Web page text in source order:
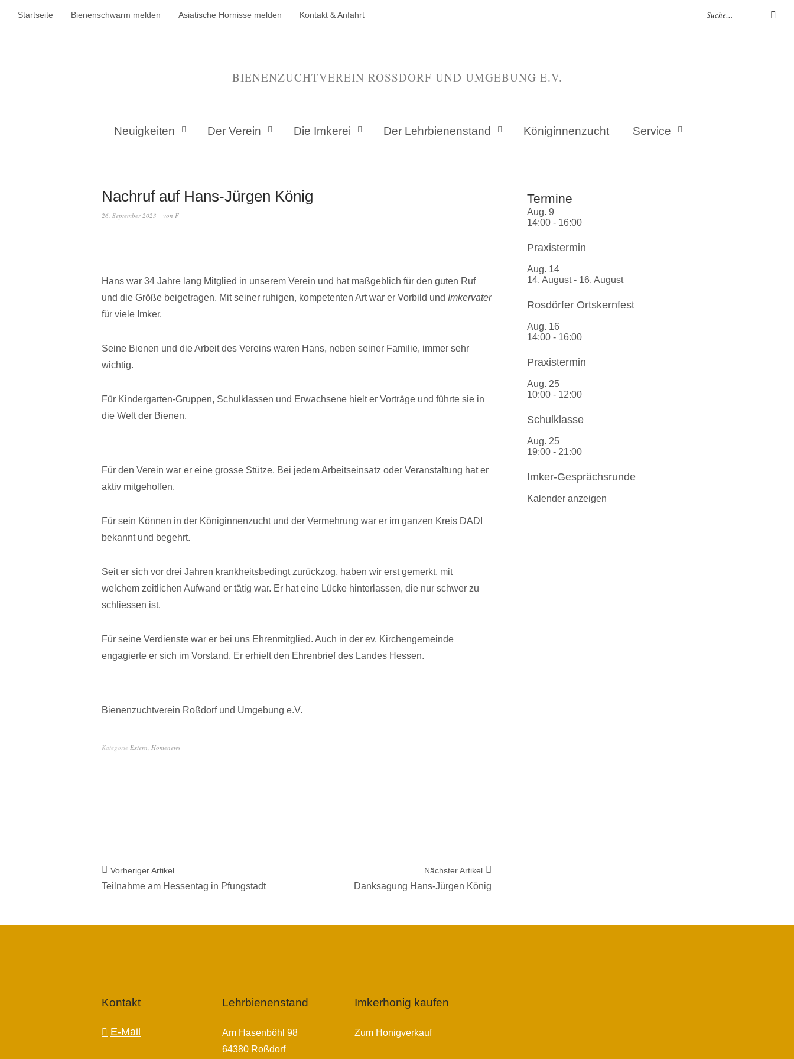
Startseite Bienenschwarm melden Asiatische Hornisse melden Kontakt & Anfahrt
BIENENZUCHTVEREIN ROSSDORF UND UMGEBUNG E.V.
Neuigkeiten Der Verein Die Imkerei Der Lehrbienenstand Königinnenzucht Service
Nachruf auf Hans-Jürgen König
26. September 2023 von F
Hans war 34 Jahre lang Mitglied in unserem Verein und hat maßgeblich für den guten Ruf
und die Größe beigetragen. Mit seiner ruhigen, kompetenten Art war er Vorbild und Imkervater
für viele Imker.
Seine Bienen und die Arbeit des Vereins waren Hans, neben seiner Familie, immer sehr
wichtig.
Für Kindergarten-Gruppen, Schulklassen und Erwachsene hielt er Vorträge und führte sie in
die Welt der Bienen.
Für den Verein war er eine grosse Stütze. Bei jedem Arbeitseinsatz oder Veranstaltung hat er
aktiv mitgeholfen.
Für sein Können in der Königinnenzucht und der Vermehrung war er im ganzen Kreis DADI
bekannt und begehrt.
Seit er sich vor drei Jahren krankheitsbedingt zurückzog, haben wir erst gemerkt, mit
welchem zeitlichen Aufwand er tätig war. Er hat eine Lücke hinterlassen, die nur schwer zu
schliessen ist.
Für seine Verdienste war er bei uns Ehrenmitglied. Auch in der ev. Kirchengemeinde
engagierte er sich im Vorstand. Er erhielt den Ehrenbrief des Landes Hessen.
Bienenzuchtverein Roßdorf und Umgebung e.V.
Kategorie Extern, Homenews
Vorheriger Artikel
Teilnahme am Hessentag in Pfungstadt
Nächster Artikel
Danksagung Hans-Jürgen König
Termine
Aug. 9
14:00 - 16:00
Praxistermin
Aug. 14
14. August- 16. August
Rosdörfer Ortskernfest
Aug. 16
14:00 - 16:00
Praxistermin
Aug. 25
10:00 - 12:00
Schulklasse
Aug. 25
19:00 - 21:00
Imker-Gesprächsrunde
Kalender anzeigen
Kontakt
E-Mail
Lehrbienenstand
Am Hasenböhl 98
64380 Roßdorf
Imkerhonig kaufen
Zum Honigverkauf